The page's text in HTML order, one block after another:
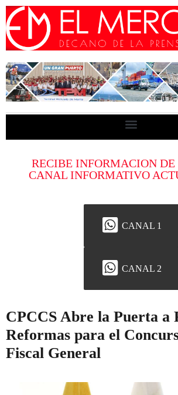
RECIBE INFORMACION DE
CANAL INFORMATIVO
CANAL 1
CANAL 2
CPCCS Abre la Puerta a
Reformas para el
Fiscal General